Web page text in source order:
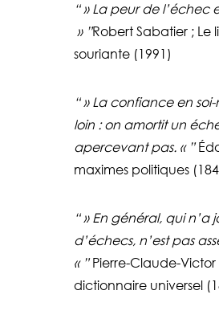
» La peur de l’échec
» Robert Sabatier ; Le
souriante (1991)
» La confiance en
loin : on amortit un
apercevant pas. «
maximes politiques
» En général, qui n’a
d’échecs, n’est pas
« Pierre-Claude-Victor
dictionnaire universel